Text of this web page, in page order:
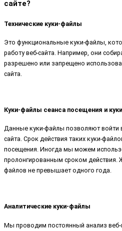
сайте?
Технические куки-файлы
Это функциональные куки-файлы,
работу веб-сайта. Например, они
разрешено или запрещено
сайта.
Куки-файлы сеанса посещения и
Данные куки-файлы позволяют
сайта. Срок действия таких куки-
посещения. Иногда мы можем
пролонгированным сроком действия.
файлов не превышает одного года.
Аналитические куки-файлы
Мы проводим постоянный анализ